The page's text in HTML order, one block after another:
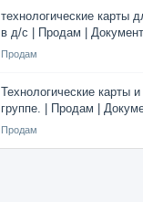
технологические карты
в д/с | Продам |
Продам
Технологические карты
группе. | Продам |
Продам